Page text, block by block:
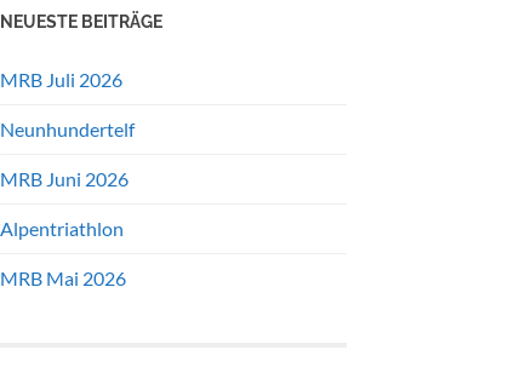
NEUESTE BEITRÄGE
MRB Juli 2026
Neunhundertelf
MRB Juni 2026
Alpentriathlon
MRB Mai 2026